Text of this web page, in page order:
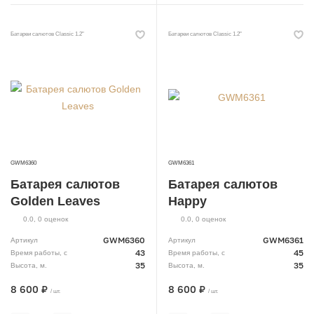
Батареи салютов Classic 1.2"
GWM6360
Батарея салютов
Golden Leaves
0.0 0 оценок
Артикул GWM6360
Время работы, с 43
Высота, м. 35
8 600 ₽ / шт.
Батареи салютов Classic 1.2"
GWM6361
Батарея салютов
Happy
0.0 0 оценок
Артикул GWM6361
Время работы, с 45
Высота, м. 35
8 600 ₽ / шт.